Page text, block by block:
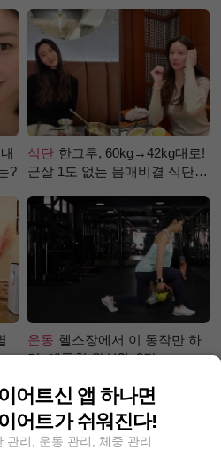
?
식단 한그루, 60kg→42kg대로!
군살 1도 없는 몸매비결 식단
운동 헬스장에서 이 동작만 하
면, 애플힙 완성?! -2탄-
어트신 앱 하나면
어트가 쉬워진다!
관리, 운동 관리, 체중 관리